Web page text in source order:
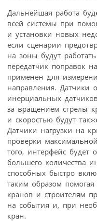
Дальнейшая работа
всей системы при
и установки новых
если сценарии
на зоны будут
передатчик поправок
применен для
направления. Датчики
инерциальных
за вращением стрелы
и скоростью будут
Датчики нагрузки на
проверки
того, интерфейс будет
большего количества
способных быстро
таким образом
кранов и строителям
на события и, при
кран.